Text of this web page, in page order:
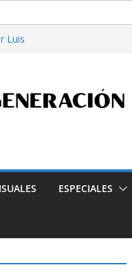
Luis
de
de
ESPECIALES